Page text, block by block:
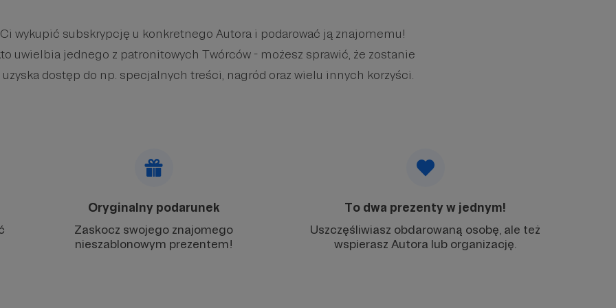
wykupić subskrypcję u konkretnego Autora i podarować ją znajomemu!
uwielbia jednego z patronitowych Twórców - możesz sprawić, że zostanie
dostęp do np. specjalnych treści, nagród oraz wielu innych korzyści.
Oryginalny podarunek
Zaskocz swojego znajomego
nieszablonowym prezentem!
To dwa prezenty w jednym!
Uszczęśliwiasz obdarowaną osobę, ale też
wspierasz Autora lub organizację.